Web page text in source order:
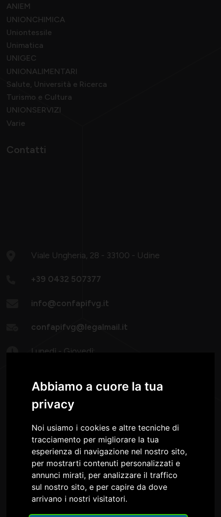
Abbiamo a cuore la tua
privacy
Noi usiamo i cookies e altre tecniche di
tracciamento per migliorare la tua
esperienza di navigazione nel nostro sito,
per mostrarti contenuti personalizzati e
annunci mirati, per analizzare il traffico
sul nostro sito, e per capire da dove
arrivano i nostri visitatori.
ANIEM
UNIONCHIMICA
Uniontessile
Unimatica
UNIGEC
UNIONALIMENTARI
Salute, Università e Ricerca
Turismo e Cultura
UNIONSERVIZI
Varie
Contatti
Viale Ungheria, 28 - 33100 - Udine
+39 0432 507377
info@confapifvg.it
confapifvg@legalmail.it
Lunedì - Giovedì:
Confapi FVG è nel Consiglio e nella Giunta della